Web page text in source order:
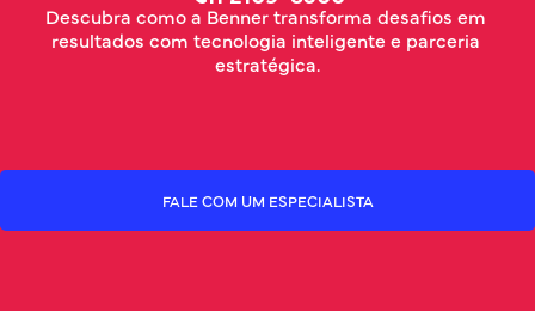
Descubra como a Benner transforma desafios em
resultados com tecnologia inteligente e parceria
estratégica.
FALE COM UM ESPECIALISTA